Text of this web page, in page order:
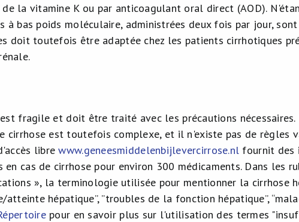
la vitamine K ou par anticoagulant oral direct (AOD).
à bas poids moléculaire, administrées deux fois par jour,
doit toutefois être adaptée chez les patients cirrhotiques
fragile et doit être traité avec les précautions
cirrhose est toutefois complexe, et il n'existe pas de règles
librewww.geneesmiddelenbijlevercirrose.nl fournit des
cas de cirrhose pour environ 300 médicaments. Dans les
», la terminologie utilisée pour mentionner la cirrhose
atteinte hépatique”, ”troubles de la fonction hépatique”,
pour en savoir plus sur l'utilisation des termes